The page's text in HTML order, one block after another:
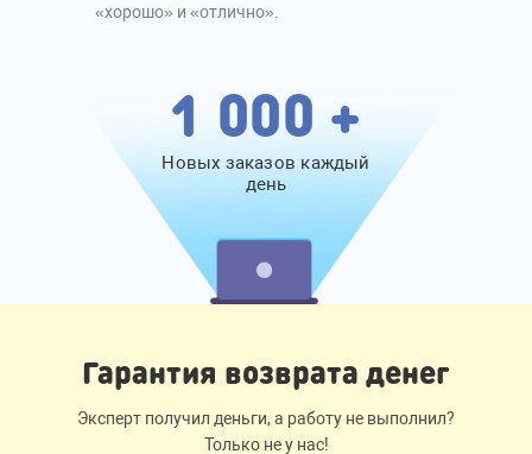
«хорошо» и «отлично».
1 000 +
Новых заказов каждый
день
Гарантия возврата денег
Эксперт получил деньги, а работу не выполнил?
Только не у нас!